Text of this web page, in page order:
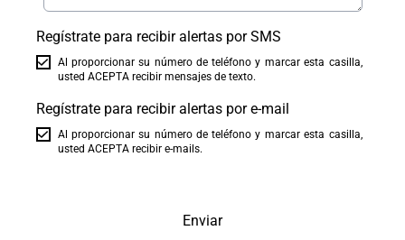
Regístrate para recibir alertas por SMS
Al proporcionar su número de teléfono y marcar esta casilla,
usted ACEPTA recibir mensajes de texto.
Regístrate para recibir alertas por e-mail
Al proporcionar su número de teléfono y marcar esta casilla,
usted ACEPTA recibir e-mails.
Enviar